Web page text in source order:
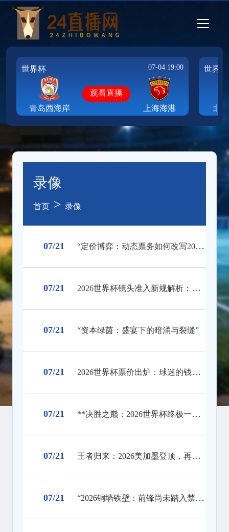
世界杯 07-04 19:00
青岛西海岸
观看直播
上海海港
世界杯
北
录像
首页 > 录像
07/21 “定价博弈：动态票务如何改写2026世界杯财富格局”
07/21 2026世界杯镜头准入新规解析：拍摄权限调整与现场执行要点
07/21 “资本绿茵：盛宴下的暗涌与裂缝”
07/21 2026世界杯票价出炉：球迷的钱包被迫“踢满全场”
07/21 **决胜之巅：2026世界杯终极一击，绝杀封王**
07/21 王者归来：2026美加墨登顶，再铸永恒传奇
07/21 “2026铜墙铁壁：前锋尚未踏入禁区，梦想已碎在防线之外”